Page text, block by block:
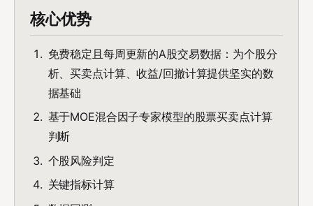
核心优势
免费稳定且每周更新的A股交易数据：为个股分
析、买卖点计算、收益/回撤计算提供坚实的数
据基础
基于MOE混合因子专家模型的股票买卖点计算
判断
个股风险判定
关键指标计算